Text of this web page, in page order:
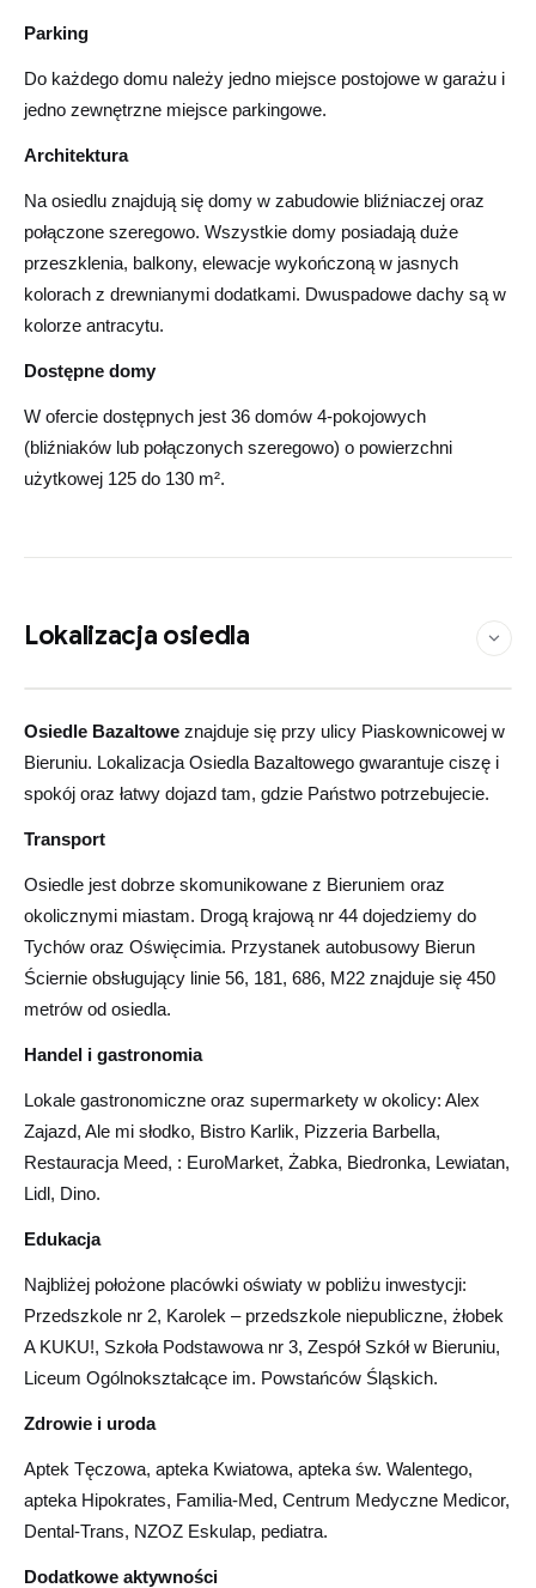
Parking
Do każdego domu należy jedno miejsce postojowe w garażu i
jedno zewnętrzne miejsce parkingowe.
Architektura
Na osiedlu znajdują się domy w zabudowie bliźniaczej oraz
połączone szeregowo. Wszystkie domy posiadają duże
przeszklenia, balkony, elewacje wykończoną w jasnych
kolorach z drewnianymi dodatkami. Dwuspadowe dachy są w
kolorze antracytu.
Dostępne domy
W ofercie dostępnych jest 36 domów 4‑pokojowych
(bliźniaków lub połączonych szeregowo) o powierzchni
użytkowej 125 do 130 m².
Lokalizacja osiedla
Osiedle Bazaltowe
+
−
Zobacz na mapie
Osiedle Bazaltowe znajduje się przy ulicy Piaskownicowej w
Bieruniu. Lokalizacja Osiedla Bazaltowego gwarantuje ciszę i
spokój oraz łatwy dojazd tam, gdzie Państwo potrzebujecie.
Transport
Osiedle jest dobrze skomunikowane z Bieruniem oraz
okolicznymi miastam. Drogą krajową nr 44 dojedziemy do
Tychów oraz Oświęcimia. Przystanek autobusowy Bierun
Ściernie obsługujący linie 56, 181, 686, M22 znajduje się 450
metrów od osiedla.
Handel i gastronomia
Lokale gastronomiczne oraz supermarkety w okolicy: Alex
Zajazd, Ale mi słodko, Bistro Karlik, Pizzeria Barbella,
Restauracja Meed, : EuroMarket, Żabka, Biedronka, Lewiatan,
Lidl, Dino.
Edukacja
Najbliżej położone placówki oświaty w pobliżu inwestycji:
Przedszkole nr 2, Karolek – przedszkole niepubliczne, żłobek
A KUKU!, Szkoła Podstawowa nr 3, Zespół Szkół w Bieruniu,
Liceum Ogólnokształcące im. Powstańców Śląskich.
Zdrowie i uroda
Aptek Tęczowa, apteka Kwiatowa, apteka św. Walentego,
apteka Hipokrates, Familia-Med, Centrum Medyczne Medicor,
Dental-Trans, NZOZ Eskulap, pediatra.
Dodatkowe aktywności